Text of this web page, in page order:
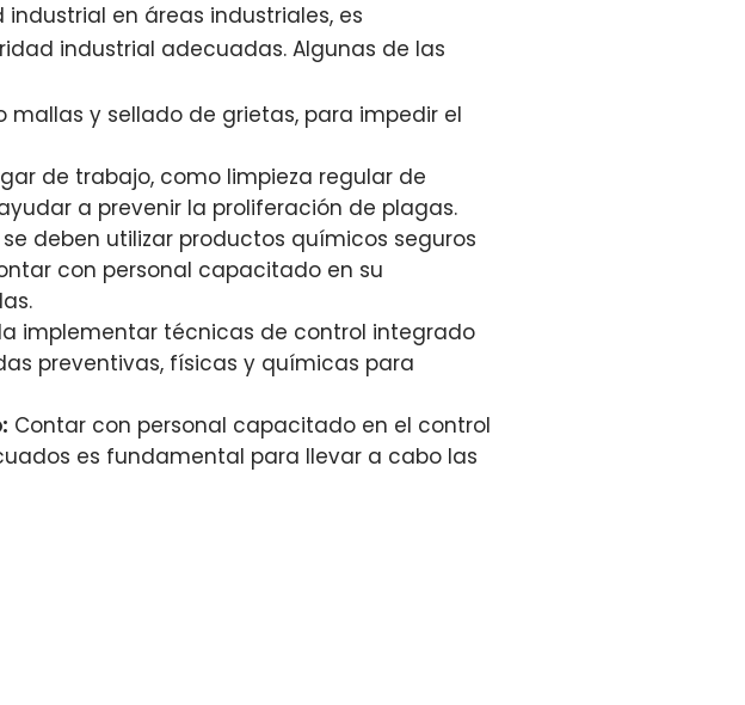
en áreas industriales, es
industrial adecuadas. Algunas de las
mallas y sellado de grietas, para impedir el
de trabajo, como limpieza regular de
a prevenir la proliferación de plagas.
deben utilizar productos químicos seguros
con personal capacitado en su
implementar técnicas de control integrado
preventivas, físicas y químicas para
Contar con personal capacitado en el control
es fundamental para llevar a cabo las